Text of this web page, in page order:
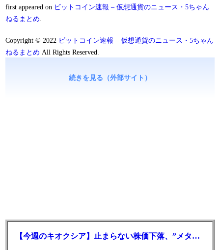
first appeared on ビットコイン速報 – 仮想通貨のニュース・5ちゃん
ねるまとめ.
Copyright © 2022 ビットコイン速報 – 仮想通貨のニュース・5ちゃん
ねるまとめ All Rights Reserved.
続きを見る（外部サイト）
【今週のキオクシア】止まらない株価下落、”メタプラネット化”の指摘は本当？